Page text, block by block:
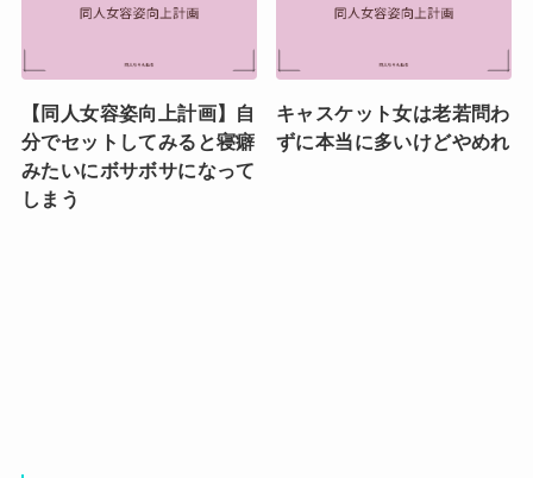
【同人女容姿向上計画】自
分でセットしてみると寝癖
みたいにボサボサになって
しまう
キャスケット女は老若問わ
ずに本当に多いけどやめれ